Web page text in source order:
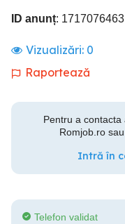
ID anunț: 1717076463
Vizualizări: 0
Raportează
Pentru a
Romjob.ro
Intră în
Telefon validat